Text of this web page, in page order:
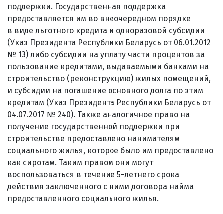
поддержки. Государственная поддержка
предоставляется им во внеочередном порядке
в виде льготного кредита и одноразовой субсидии
(Указ Президента Республики Беларусь от 06.01.2012
№ 13) либо субсидии на уплату части процентов за
пользование кредитами, выдаваемыми банками на
строительство (реконструкцию) жилых помещений,
и субсидии на погашение основного долга по этим
кредитам (Указ Президента Республики Беларусь от
04.07.2017 № 240). Также аналогичное право на
получение государственной поддержки при
строительстве предоставлено нанимателям
социального жилья, которое было им предоставлено
как сиротам. Таким правом они могут
воспользоваться в течение 5-летнего срока
действия заключенного с ними договора найма
предоставленного социального жилья.